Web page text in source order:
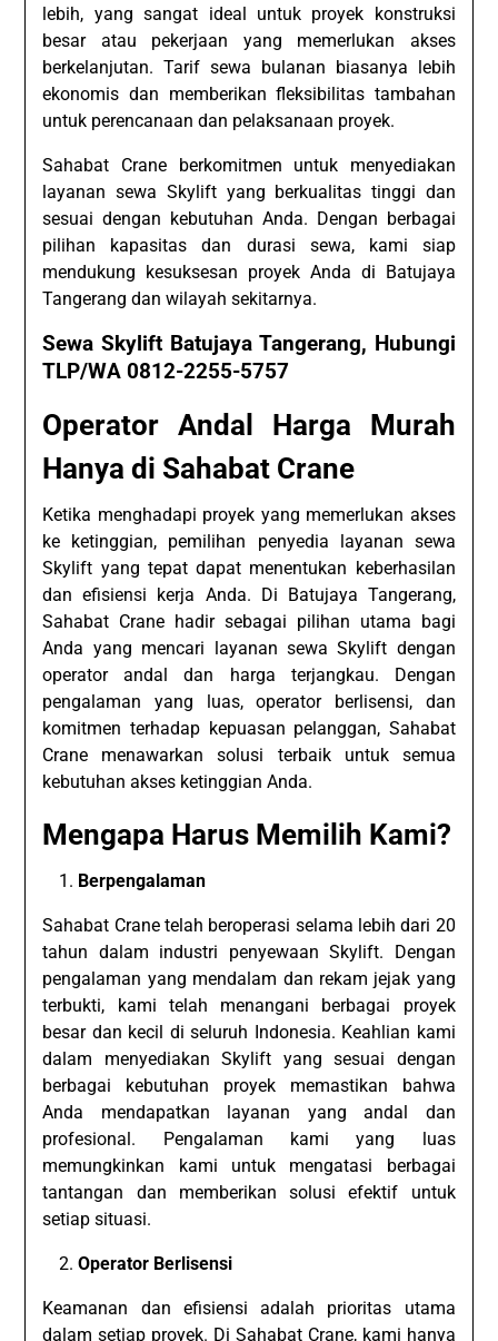
lebih, yang sangat ideal untuk proyek konstruksi
besar atau pekerjaan yang memerlukan akses
berkelanjutan. Tarif sewa bulanan biasanya lebih
ekonomis dan memberikan fleksibilitas tambahan
untuk perencanaan dan pelaksanaan proyek.
Sahabat Crane berkomitmen untuk menyediakan
layanan sewa Skylift yang berkualitas tinggi dan
sesuai dengan kebutuhan Anda. Dengan berbagai
pilihan kapasitas dan durasi sewa, kami siap
mendukung kesuksesan proyek Anda di Batujaya
Tangerang dan wilayah sekitarnya.
Sewa Skylift Batujaya Tangerang, Hubungi
TLP/WA 0812-2255-5757
Operator Andal Harga Murah
Hanya di Sahabat Crane
Ketika menghadapi proyek yang memerlukan akses
ke ketinggian, pemilihan penyedia layanan sewa
Skylift yang tepat dapat menentukan keberhasilan
dan efisiensi kerja Anda. Di Batujaya Tangerang,
Sahabat Crane hadir sebagai pilihan utama bagi
Anda yang mencari layanan sewa Skylift dengan
operator andal dan harga terjangkau. Dengan
pengalaman yang luas, operator berlisensi, dan
komitmen terhadap kepuasan pelanggan, Sahabat
Crane menawarkan solusi terbaik untuk semua
kebutuhan akses ketinggian Anda.
Mengapa Harus Memilih Kami?
Berpengalaman
Sahabat Crane telah beroperasi selama lebih dari 20
tahun dalam industri penyewaan Skylift. Dengan
pengalaman yang mendalam dan rekam jejak yang
terbukti, kami telah menangani berbagai proyek
besar dan kecil di seluruh Indonesia. Keahlian kami
dalam menyediakan Skylift yang sesuai dengan
berbagai kebutuhan proyek memastikan bahwa
Anda mendapatkan layanan yang andal dan
profesional. Pengalaman kami yang luas
memungkinkan kami untuk mengatasi berbagai
tantangan dan memberikan solusi efektif untuk
setiap situasi.
Operator Berlisensi
Keamanan dan efisiensi adalah prioritas utama
dalam setiap proyek. Di Sahabat Crane, kami hanya